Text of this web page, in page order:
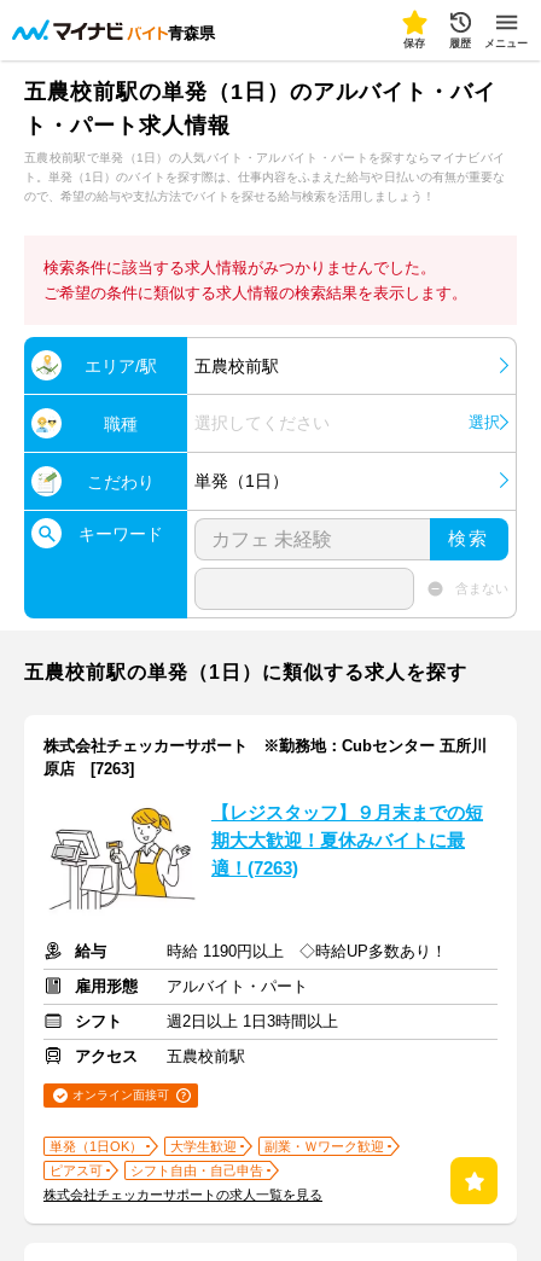
青森県
保存 履歴 メニュー
五農校前駅の単発（1日）のアルバイト・バイ
ト・パート求人情報
五農校前駅で単発（1日）の人気バイト・アルバイト・パートを探すならマイナビバイ
ト。単発（1日）のバイトを探す際は、仕事内容をふまえた給与や日払いの有無が重要な
ので、希望の給与や支払方法でバイトを探せる給与検索を活用しましょう！
検索条件に該当する求人情報がみつかりませんでした。
ご希望の条件に類似する求人情報の検索結果を表示します。
エリア/駅 五農校前駅
職種 選択してください 選択
こだわり 単発（1日）
キーワード 検索
含まない
五農校前駅の単発（1日）に類似する求人を探す
株式会社チェッカーサポート ※勤務地：Cubセンター 五所川
原店 [7263]
【レジスタッフ】９月末までの短
期大大歓迎！夏休みバイトに最
適！(7263)
給与
時給 1190円以上 ◇時給UP多数あり！
雇用形態
アルバイト・パート
シフト
週2日以上 1日3時間以上
アクセス
五農校前駅
オンライン面接可
単発（1日OK） 大学生歓迎
副業・Ｗワーク歓迎
ピアス可
シフト自由・自己申告
株式会社チェッカーサポートの求人一覧を見る